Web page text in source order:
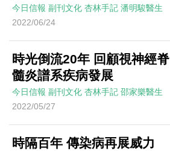
今日信報 副刊文化 杏林手記 潘明駿醫生
2022/06/24
時光倒流20年 回顧視神經脊
髓炎譜系疾病發展
今日信報 副刊文化 杏林手記 邵家樂醫生
2022/05/27
時隔百年 傳染病再展威力